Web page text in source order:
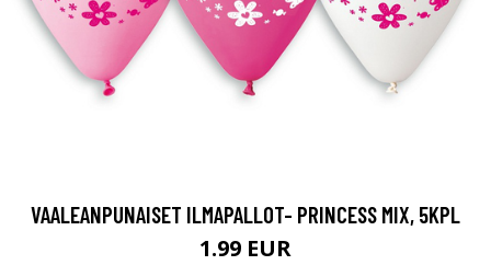
VAALEANPUNAISET ILMAPALLOT- PRINCESS MIX, 5KPL
1.99 EUR